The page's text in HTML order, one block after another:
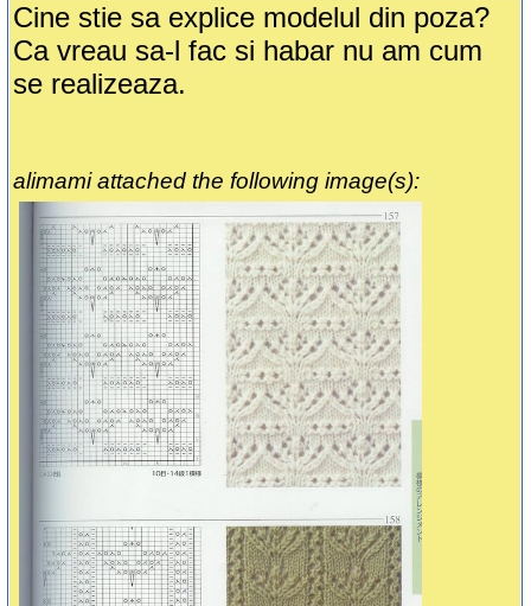
Cine stie sa explice modelul din poza?
Ca vreau sa-l fac si habar nu am cum
se realizeaza.
alimami attached the following image(s):